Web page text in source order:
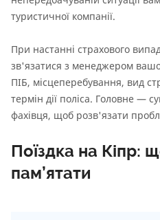
туристичної компанії.
При настанні страхового
зв'язатися з менеджером
ПІБ, місцеперебування, вид
термін дії поліса. Головне —
фахівця, щоб розв'язати
Поїздка на Кіпр:
пам’ятати